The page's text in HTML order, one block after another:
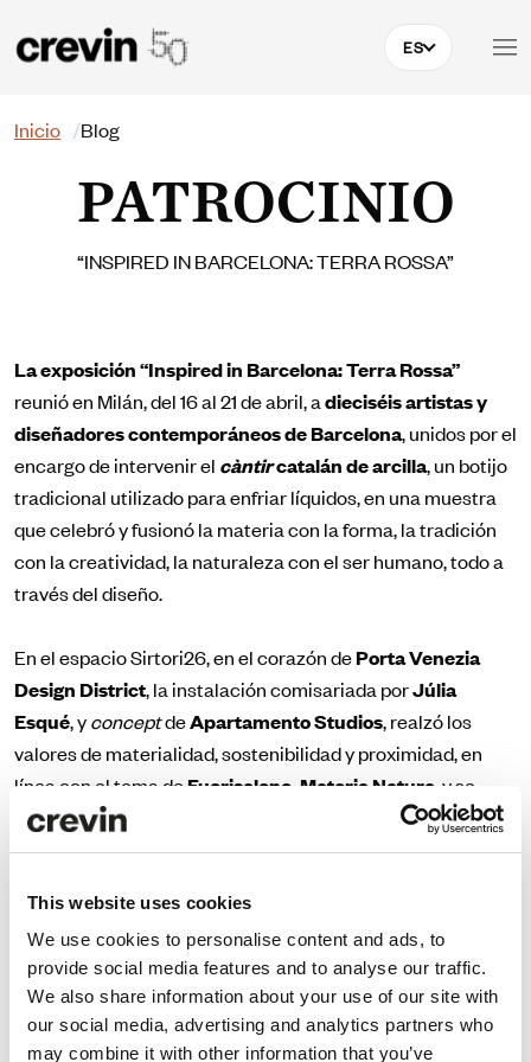
This website uses cookies
We use cookies to personalise content and ads, to
provide social media features and to analyse our traffic.
We also share information about your use of our site with
our social media, advertising and analytics partners who
may combine it with other information that you’ve
ES
Buscar
Inicio Blog
PATROCINIO
“INSPIRED IN BARCELONA: TERRA ROSSA”
La exposición “Inspired in Barcelona: Terra Rossa”
reunió en Milán, del 16 al 21 de abril, adieciséis artistas y
diseñadores contemporáneos deBarcelona, unidos por el
encargo de intervenir el càntircatalán de arcilla, un botijo
tradicional utilizado para enfriar líquidos, en una muestra
que celebró y fusionó la materia con la forma, la tradición
con la creatividad, la naturaleza con el ser humano, todo a
través del diseño.
En el espacio Sirtori26, en el corazón dePorta Venezia
Design District, la instalación comisariada porJúlia
Esqué, yconceptdeApartamento Studios, realzó los
valores de materialidad, sostenibilidad y proximidad, en
línea con el tema deFuorisalone, Materia Natura , y se
erigió como una celebración de la vida,
metros del tejido Velvety que representaba una gran
superficie embadurnada con barro ocre.
Inspired in Barcelona: Terra Rossa" estuvo organizado por
BCD - Barcelona Centre deDisseny y promovido por la
Generalitat de Catalunya a través deACCIÓ -Catalonia